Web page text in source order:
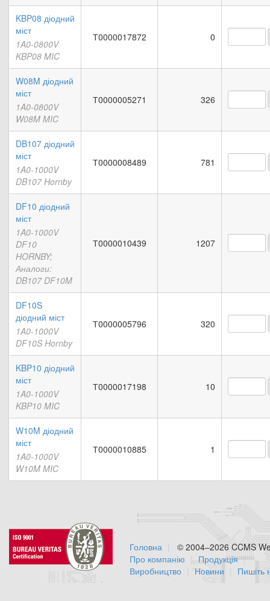
KBP08 діодний
міст
1A0-0800V
KBP08 MIC
Т0000017872 0
W08M діодний
міст
1A0-0800V
W08M MIC
Т0000005271 326
DB107 діодний
міст
1A0-1000V
DB107 Hornby
Т0000008489 781
DF10 діодний
міст
1A0-1000V
DF10
HORNBY;
Аналоги:
DB107 DF10M
Т0000010439 1207
DF10S
діодний міст
1A0-1000V
DF10S Hornby
Т0000005796 320
KBP10 діодний
міст
1A0-1000V
KBP10 MIC
Т0000017198 10
W10M діодний
міст
1A0-1000V
W10M MIC
Т0000010885 1
© 2004–2026 CCMS
Головна
Про компанію
Продукція
Виробництво
Новини Пишіть